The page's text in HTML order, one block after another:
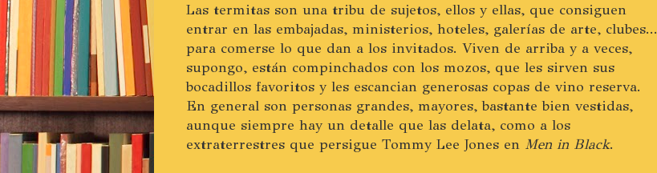
Las termitas son una tribu de sujetos, ellos y ellas, que consiguen
entrar en las embajadas, ministerios, hoteles, galerías de arte, clubes...
para comerse lo que dan a los invitados. Viven de arriba y a veces,
supongo, están compinchados con los mozos, que les sirven sus
bocadillos favoritos y les escancian generosas copas de vino reserva.
En general son personas grandes, mayores, bastante bien vestidas,
aunque siempre hay un detalle que las delata, como a los
extraterrestres que persigue Tommy Lee Jones en Men in Black.